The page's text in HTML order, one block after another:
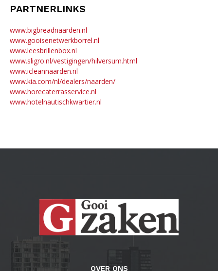
PARTNERLINKS
www.bigbreadnaarden.nl
www.gooisenetwerkborrel.nl
www.leesbrillenbox.nl
www.sligro.nl/vestigingen/hilversum.html
www.icleannaarden.nl
www.kia.com/nl/dealers/naarden/
www.horecaterrasservice.nl
www.hotelnautischkwartier.nl
OVER ONS